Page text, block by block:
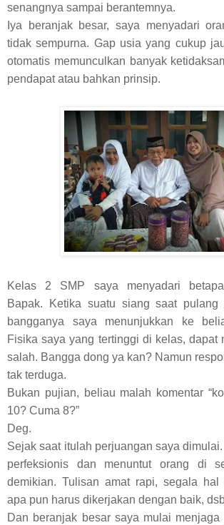
senangnya sampai berantemnya.
Iya beranjak besar, saya menyadari
tidak sempurna. Gap usia yang cukup
otomatis memunculkan banyak
pendapat atau bahkan prinsip.
Kelas 2 SMP saya menyadari betapa
Bapak. Ketika suatu siang saat pulang
bangganya saya menunjukkan ke
Fisika saya yang tertinggi di kelas, dapat
salah. Bangga dong ya kan? Namun
tak terduga.
Bukan pujian, beliau malah komentar
10? Cuma 8?”
Deg.
Sejak saat itulah perjuangan saya
perfeksionis dan menuntut orang di
demikian. Tulisan amat rapi, segala hal
apa pun harus dikerjakan dengan baik,
Dan beranjak besar saya mulai menjaga